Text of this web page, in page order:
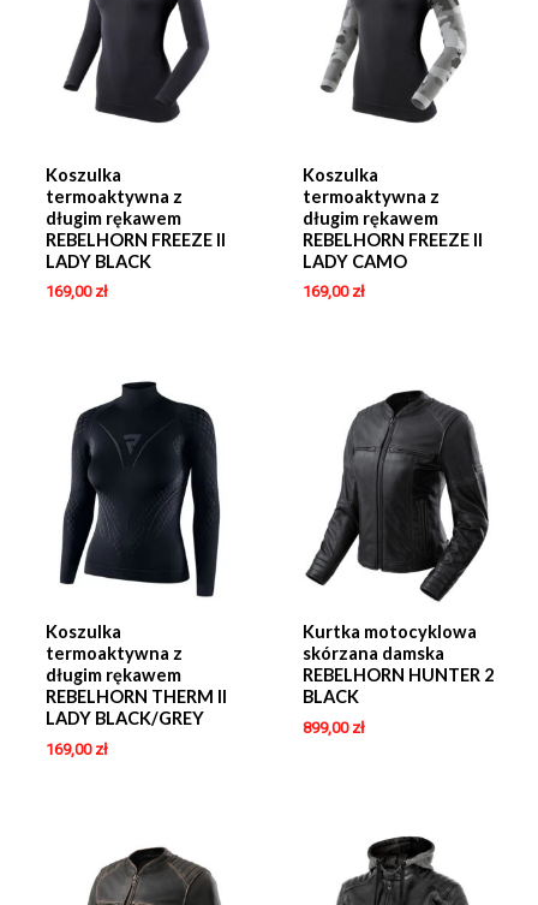
Koszulka
termoaktywna z
długim rękawem
REBELHORN FREEZE II
LADY BLACK
169,00 zł
Koszulka
termoaktywna z
długim rękawem
REBELHORN FREEZE II
LADY CAMO
169,00 zł
Koszulka
termoaktywna z
długim rękawem
REBELHORN THERM II
LADY BLACK/GREY
169,00 zł
Kurtka motocyklowa
skórzana damska
REBELHORN HUNTER 2
BLACK
899,00 zł